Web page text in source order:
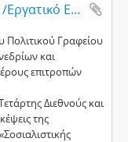
Εργατική ∆ιεθνιστική Ενωση (Ε∆Ε) /Εργατικό Επαναστατικό Κόµµα (ΕΕΚ)
Πολιτικού Γραφείου
και
επιτροπών
∆ιεθνούς και
της